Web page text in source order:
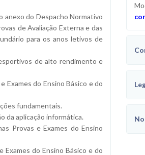
anexo do Despacho Normativo
de Avaliação Externa e das
para os anos letivos de
de alto rendimento e
Exames do Ensino Básico e do
fundamentais.
da aplicação informática.
Provas e Exames do Ensino
Exames do Ensino Básico e do